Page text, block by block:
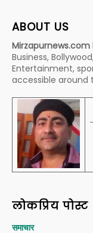
ABOUT US
Mirzapurnews.com
Business,
Entertainment,
accessible around
लोकप्रिय पोस्ट
समाचार